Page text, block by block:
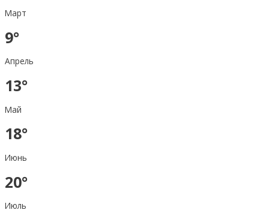
Март
9°
Апрель
13°
Май
18°
Июнь
20°
Июль